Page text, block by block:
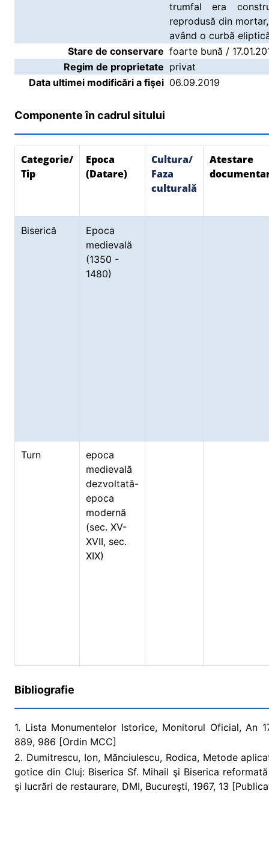
trumfal era
reprodusă din
având o curbă
Stare de conservare foarte bună /
Regim de proprietate privat
Data ultimei modificări a fişei 06.09.2019
Componente în cadrul sitului
Categorie/
Tip
Epoca
(Datare)
Cultura/
Faza
culturală
Atestare
Biserică
Epoca
medievală
(1350 -
1480)
Turn
epoca
medievală
dezvoltată-
epoca
modernă
(sec. XV-
XVII, sec.
XIX)
Bibliografie
1. Lista Monumentelor Istorice, Monitorul Oficial, An
889, 986 [Ordin MCC]
2. Dumitrescu, Ion, Mănciulescu, Rodica, Metode
gotice din Cluj: Biserica Sf. Mihail şi Biserica
şi lucrări de restaurare, DMI, Bucureşti, 1967, 13